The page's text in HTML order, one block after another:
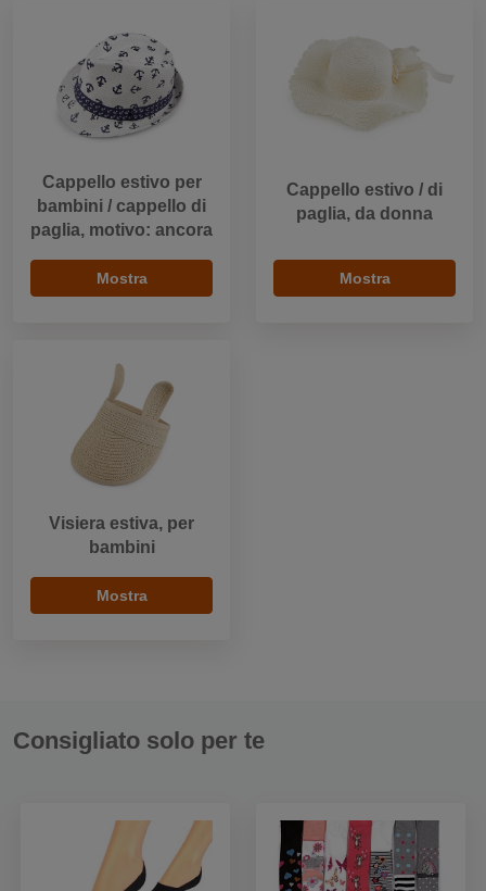
Cappello estivo per
bambini / cappello di
paglia, motivo: ancora
Mostra
Cappello estivo / di
paglia, da donna
Mostra
Visiera estiva, per
bambini
Mostra
Consigliato solo per te